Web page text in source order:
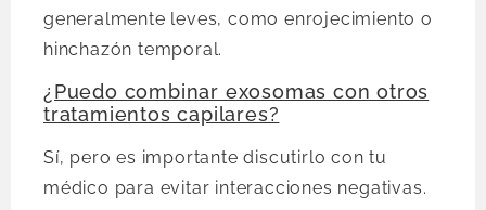
generalmente leves, como enrojecimiento o
hinchazón temporal.
¿Puedo combinar exosomas con otros
tratamientos capilares?
Sí, pero es importante discutirlo con tu
médico para evitar interacciones negativas.